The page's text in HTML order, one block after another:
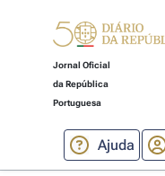
Jornal Oficial
da República
Portuguesa
Ajuda